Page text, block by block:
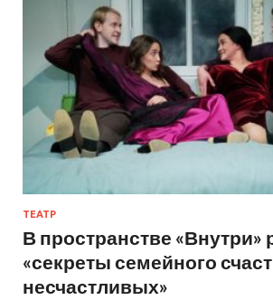
ТЕАТР
В пространстве «Внутри»
«секреты семейного
несчастливых»